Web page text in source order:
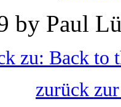
by Paul
zu: Back to
zurück